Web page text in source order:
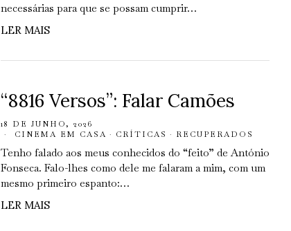
necessárias para que se possam cumprir…
LER MAIS
“8816 Versos”: Falar Camões
18 DE JUNHO, 2026
CINEMA EM CASA · CRÍTICAS · RECUPERADOS
Tenho falado aos meus conhecidos do “feito” de António
Fonseca. Falo-lhes como dele me falaram a mim, com um
mesmo primeiro espanto:…
LER MAIS